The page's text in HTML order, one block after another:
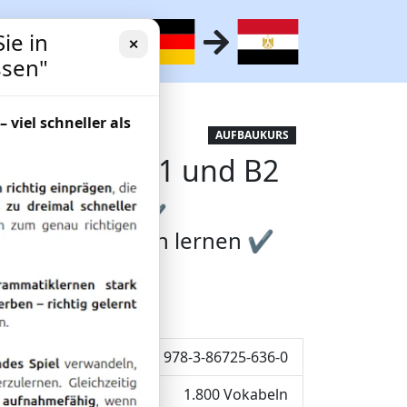
AUFBAUKURS
Lernen
B1 und B2
lernen ✔
Minuten täglich lernen ✔
+ Tablet
ISBN: 978-3-86725-636-0
1.800 Vokabeln
in
✕
viel schneller als